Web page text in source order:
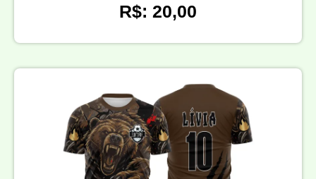
R$: 20,00